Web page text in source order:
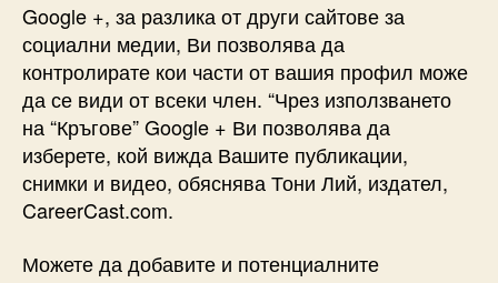
Google +, за разлика от други сайтове за
социални медии, Ви позволява да
контролирате кои части от вашия профил може
да се види от всеки член. “Чрез използването
на “Кръгове” Google + Ви позволява да
изберете, кой вижда Вашите публикации,
снимки и видео, обяснява Тони Лий, издател,
CareerCast.com.
Можете да добавите и потенциалните